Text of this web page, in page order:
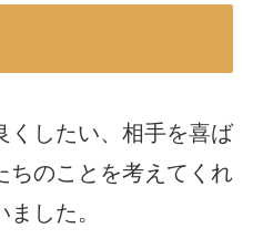
くしたい、相手を喜ば
ちのことを考えてくれ
した。